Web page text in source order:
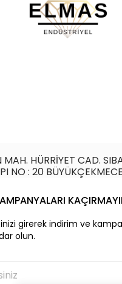
HÜRRİYET CAD.
NO : 20
girerek indirim ve
olun.